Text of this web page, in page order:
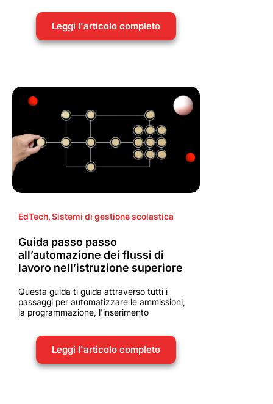
Leggi l'articolo completo
EdTech,Sistemi di gestione scolastica
Guida passo passo
all’automazione dei flussi di
lavoro nell’istruzione superiore
Questa guida ti guida attraverso tutti i
passaggi per automatizzare le ammissioni,
la programmazione, l'inserimento
Leggi l'articolo completo